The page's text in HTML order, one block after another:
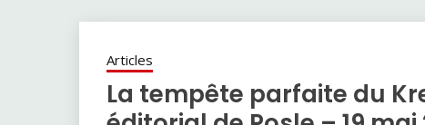
Articles
La tempête parfaite du